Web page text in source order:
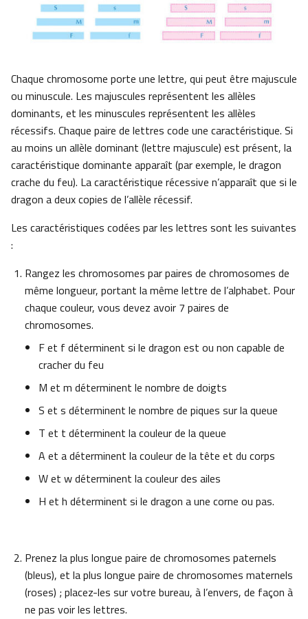
Chaque chromosome porte une lettre, qui peut être majuscule
ou minuscule. Les majuscules représentent les allèles
dominants, et les minuscules représentent les allèles
récessifs. Chaque paire de lettres code une caractéristique. Si
au moins un allèle dominant (lettre majuscule) est présent, la
caractéristique dominante apparaît (par exemple, le dragon
crache du feu). La caractéristique récessive n’apparaît que si le
dragon a deux copies de l’allèle récessif.
Les caractéristiques codées par les lettres sont les suivantes
:
Rangez les chromosomes par paires de chromosomes de
même longueur, portant la même lettre de l’alphabet. Pour
chaque couleur, vous devez avoir 7 paires de
chromosomes.
F et f déterminent si le dragon est ou non capable de
cracher du feu
M et m déterminent le nombre de doigts
S et s déterminent le nombre de piques sur la queue
T et t déterminent la couleur de la queue
A et a déterminent la couleur de la tête et du corps
W et w déterminent la couleur des ailes
H et h déterminent si le dragon a une corne ou pas.
Prenez la plus longue paire de chromosomes paternels
(bleus), et la plus longue paire de chromosomes maternels
(roses) ; placez-les sur votre bureau, à l’envers, de façon à
ne pas voir les lettres.